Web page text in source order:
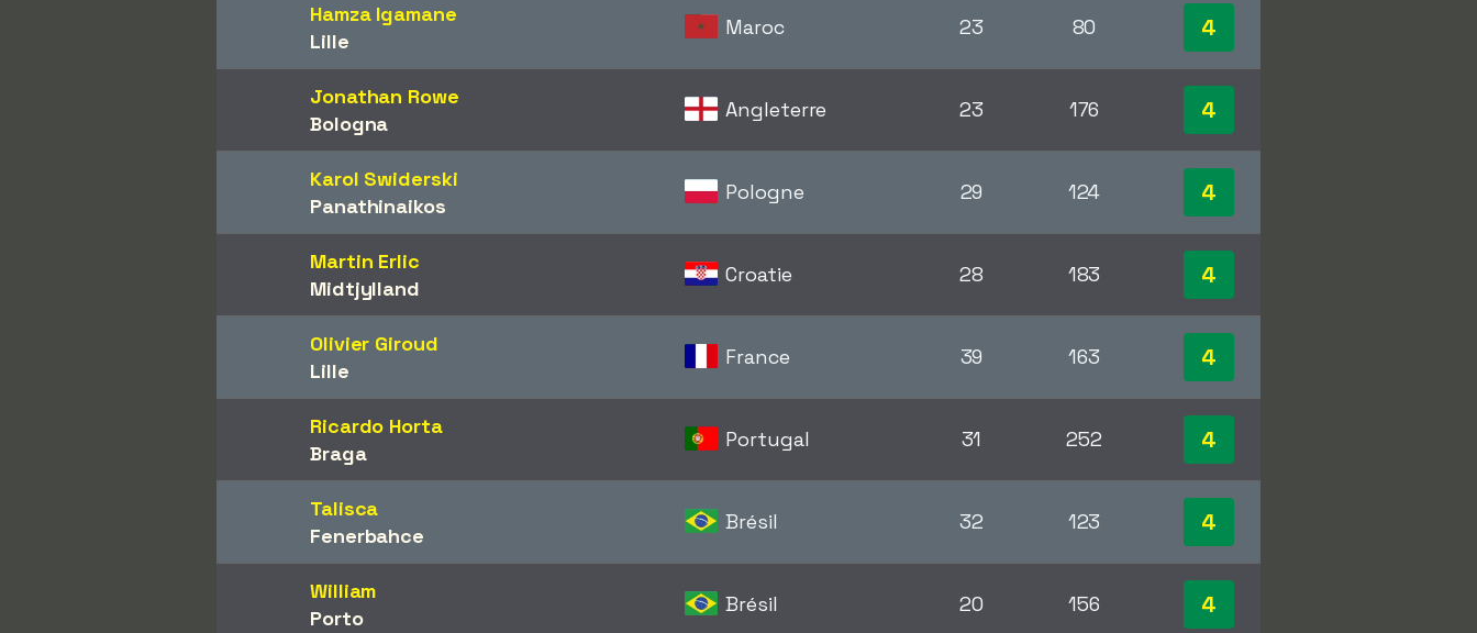
Hamza Igamane
Lille
Maroc 23 80 4
Jonathan Rowe
Bologna
Angleterre 23 176 4
Karol Swiderski
Panathinaikos
Pologne 29 124 4
Martin Erlic
Midtjylland
Croatie 28 183 4
Olivier Giroud
Lille
France 39 163 4
Ricardo Horta
Braga
Portugal 31 252 4
Talisca
Fenerbahce
Brésil 32 123 4
William
Porto
Brésil 20 156 4